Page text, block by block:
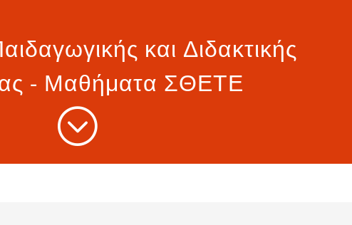
και Διδακτικής
- Μαθήματα ΣΘΕΤΕ
;